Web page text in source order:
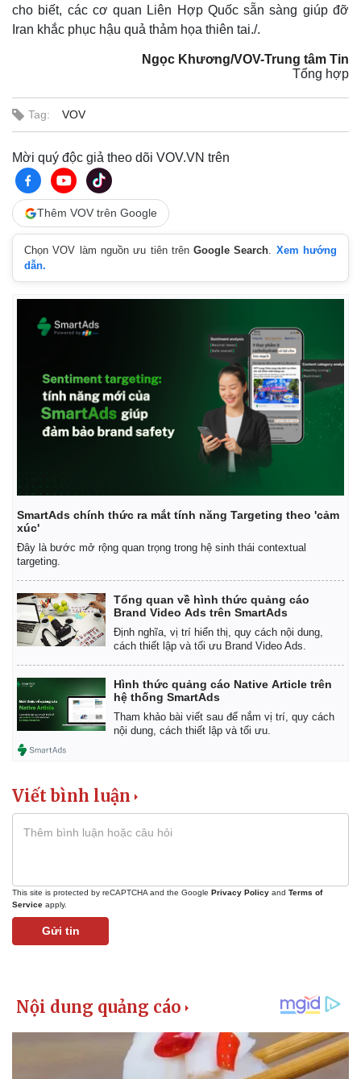
Kinh tế
Khởi nghiệp
Thị trường
Tỷ giá
Chứng khoán
Giá cà phê
cho biết, các cơ quan Liên Hợp Quốc sẵn sàng giúp đỡ
Iran khắc phục hậu quả thảm họa thiên tai./.
Ngọc Khương/VOV-Trung tâm Tin
Tổng hợp
Tag: VOV
Mời quý độc giả theo dõi VOV.VN trên
Thêm VOV trên Google
Chọn VOV làm nguồn ưu tiên trênGoogle Search. Xem hướng
dẫn.
SmartAds chính thức ra mắt tính năng Targeting theo 'cảm
xúc'
Đây là bước mở rộng quan trọng trong hệ sinh thái contextual
targeting.
Tổng quan về hình thức quảng cáo
Brand Video Ads trên SmartAds
Định nghĩa, vị trí hiển thị, quy cách nội dung,
cách thiết lập và tối ưu Brand Video Ads.
Hình thức quảng cáo Native Article trên
hệ thống SmartAds
Tham khảo bài viết sau để nắm vị trí, quy cách
nội dung, cách thiết lập và tối ưu.
Viết bình luận
This site is protected by reCAPTCHA and the Google Privacy Policy and Terms of
Service apply.
Gửi tin